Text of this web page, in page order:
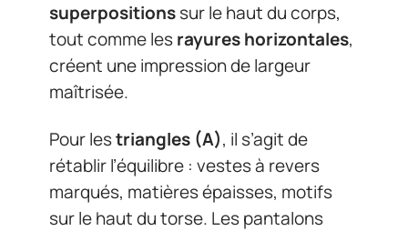
superpositionssur le haut du corps,
tout comme lesrayures horizontales,
créent une impression de largeur
maîtrisée.
Pour lestriangles (A), il s’agit de
rétablir l’équilibre : vestes à revers
marqués, matières épaisses, motifs
sur le haut du torse. Les pantalons